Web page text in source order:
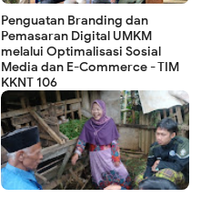
Penguatan Branding dan
Pemasaran Digital UMKM
melalui Optimalisasi Sosial
Media dan E-Commerce - TIM
KKNT 106